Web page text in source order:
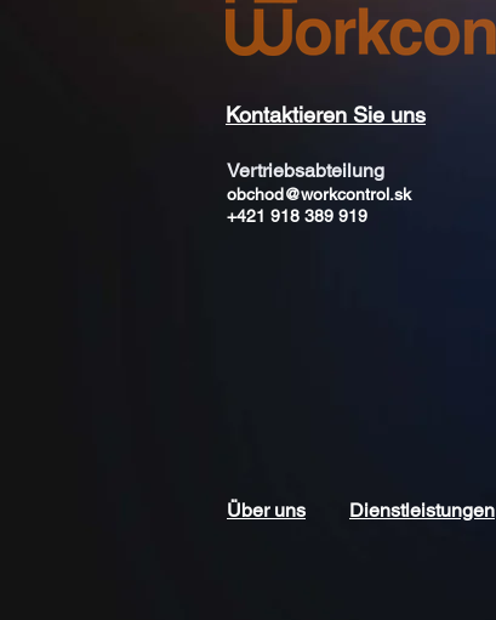
Kontaktieren Sie uns
Vertriebsabteilung
obchod@workcontrol.sk
+421 918 389 919
Über uns Dienstleistungen